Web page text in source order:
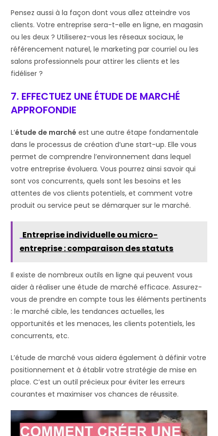
Pensez aussi à la façon dont vous allez atteindre vos
clients. Votre entreprise sera-t-elle en ligne, en magasin
ou les deux ? Utiliserez-vous les réseaux sociaux, le
référencement naturel, le marketing par courriel ou les
salons professionnels pour attirer les clients et les
fidéliser ?
7. EFFECTUEZ UNE ÉTUDE DE MARCHÉ
APPROFONDIE
L’étude de marché est une autre étape fondamentale
dans le processus de création d’une start-up. Elle vous
permet de comprendre l’environnement dans lequel
votre entreprise évoluera. Vous pourrez ainsi savoir qui
sont vos concurrents, quels sont les besoins et les
attentes de vos clients potentiels, et comment votre
produit ou service peut se démarquer sur le marché.
Entreprise individuelle ou micro-
entreprise : comparaison des statuts
Il existe de nombreux outils en ligne qui peuvent vous
aider à réaliser une étude de marché efficace. Assurez-
vous de prendre en compte tous les éléments pertinents
: le marché cible, les tendances actuelles, les
opportunités et les menaces, les clients potentiels, les
concurrents, etc.
L’étude de marché vous aidera également à définir votre
positionnement et à établir votre stratégie de mise en
place. C’est un outil précieux pour éviter les erreurs
courantes et maximiser vos chances de réussite.